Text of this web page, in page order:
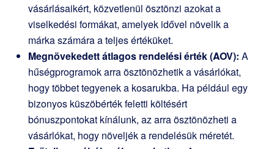
vásárlásaikért, közvetlenül ösztönzi azokat a
viselkedési formákat, amelyek idővel növelik a
márka számára a teljes értéküket.
Megnövekedett átlagos rendelési érték (AOV): A
hűségprogramok arra ösztönözhetik a vásárlókat,
hogy többet tegyenek a kosarukba. Ha például egy
bizonyos küszöbérték feletti költésért
bónuszpontokat kínálunk, az arra ösztönözheti a
vásárlókat, hogy növeljék a rendelésük méretét.